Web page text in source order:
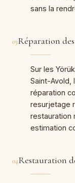
sans la
03Réparation
Sur les
Saint-Avold,
réparation
resurjetage
restauration
estimation
04Restauration